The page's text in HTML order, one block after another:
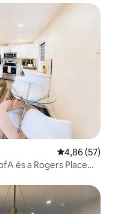
Átlagos
4,86 (57)
és a Rogers Place